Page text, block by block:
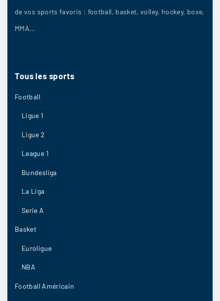
de vos sports favoris : football, basket, volley, hockey, boxe,
MMA…
Tous les sports
Football
Ligue 1
Ligue 2
League 1
Bundesliga
La Liga
Serie A
Basket
Euroligue
NBA
Football Américain